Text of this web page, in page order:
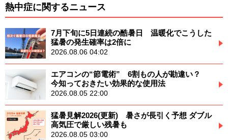
熱中症に関するニュース
7月下旬に5日連続の酷暑日 温暖化でこうした
猛暑の発生確率は2倍に
2026.08.06 04:02
エアコンの“節電術” 6割もの人が勘違い？
今知っておきたい効果的な使用法
2026.08.05 22:00
猛暑見解2026(更新) 暑さが長引く予想 ダブル
高気圧で厳しい残暑も
2026.08.05 03:00